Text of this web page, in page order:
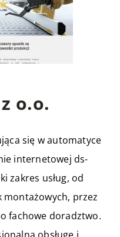
o.o.
się w automatyce
internetowej ds-
zakres usług, od
przez
fachowe doradztwo.